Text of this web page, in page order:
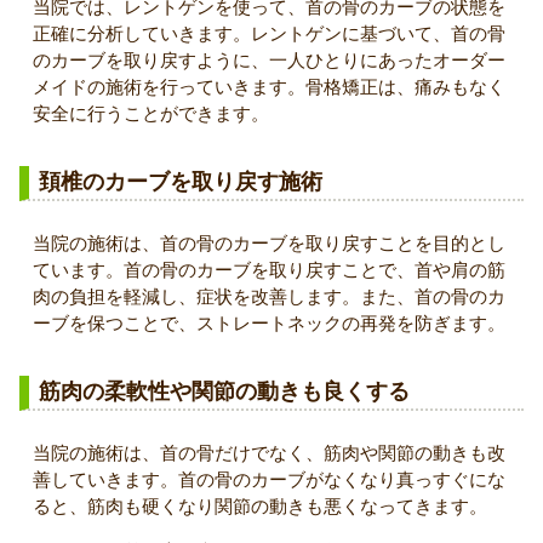
当院では、レントゲンを使って、首の骨のカーブの状態を
正確に分析していきます。レントゲンに基づいて、首の骨
のカーブを取り戻すように、一人ひとりにあったオーダー
メイドの施術を行っていきます。骨格矯正は、痛みもなく
安全に行うことができます。
頚椎のカーブを取り戻す施術
当院の施術は、首の骨のカーブを取り戻すことを目的とし
ています。首の骨のカーブを取り戻すことで、首や肩の筋
肉の負担を軽減し、症状を改善します。また、首の骨のカ
ーブを保つことで、ストレートネックの再発を防ぎます。
筋肉の柔軟性や関節の動きも良くする
当院の施術は、首の骨だけでなく、筋肉や関節の動きも改
善していきます。首の骨のカーブがなくなり真っすぐにな
ると、筋肉も硬くなり関節の動きも悪くなってきます。